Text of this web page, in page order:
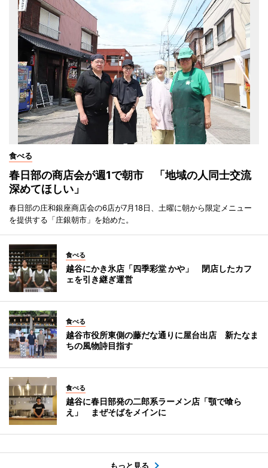
食べる
春日部の商店会が週1で朝市 「地域の人同士交流
深めてほしい」
春日部の庄和銀座商店会の6店が7月18日、土曜に朝から限定メニュー
を提供する「庄銀朝市」を始めた。
食べる
越谷にかき氷店「四季彩堂 かや」 閉店したカフ
ェを引き継ぎ運営
食べる
越谷市役所東側の藤だな通りに屋台出店 新たなま
ちの風物詩目指す
食べる
越谷に春日部発の二郎系ラーメン店「顎で喰ら
え」 まぜそばをメインに
もっと見る